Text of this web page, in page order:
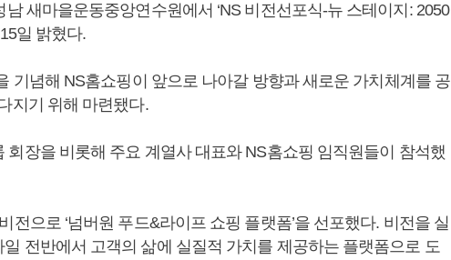
새마을운동중앙연수원에서 ‘NS 비전선포식-뉴 스테이지: 2050
일 밝혔다.
기념해 NS홈쇼핑이 앞으로 나아갈 방향과 새로운 가치체계를 공
지기 위해 마련됐다.
회장을 비롯해 주요 계열사 대표와 NS홈쇼핑 임직원들이 참석했
전으로 ‘넘버원 푸드&라이프 쇼핑 플랫폼’을 선포했다. 비전을 실
전반에서 고객의 삶에 실질적 가치를 제공하는 플랫폼으로 도